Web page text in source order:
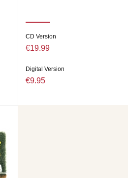
CD Version
€19.99
Digital Version
€9.95